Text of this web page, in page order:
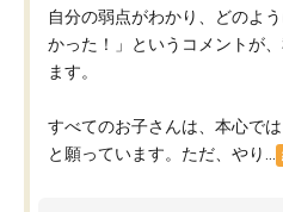
自分の弱点がわかり、どのよ
かった！」というコメントが
ます。
すべてのお子さんは、本心で
と願っています。ただ、やり...